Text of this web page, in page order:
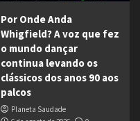
Por Onde Anda
Whigfield? A voz que fez
o mundo dançar
continua levando os
clássicos dos anos 90 aos
palcos
Planeta Saudade